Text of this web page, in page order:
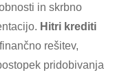
in skrbno
Hitri krediti
rešitev,
pridobivanja